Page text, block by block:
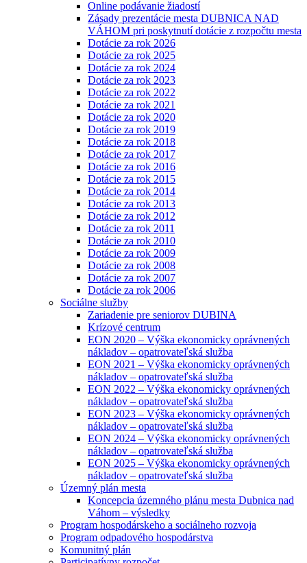
Online podávanie žiadostí
Zásady prezentácie mesta DUBNICA NAD
VÁHOM pri poskytnutí dotácie z rozpočtu mesta
Dotácie za rok 2026
Dotácie za rok 2025
Dotácie za rok 2024
Dotácie za rok 2023
Dotácie za rok 2022
Dotácie za rok 2021
Dotácie za rok 2020
Dotácie za rok 2019
Dotácie za rok 2018
Dotácie za rok 2017
Dotácie za rok 2016
Dotácie za rok 2015
Dotácie za rok 2014
Dotácie za rok 2013
Dotácie za rok 2012
Dotácie za rok 2011
Dotácie za rok 2010
Dotácie za rok 2009
Dotácie za rok 2008
Dotácie za rok 2007
Dotácie za rok 2006
Sociálne služby
Zariadenie pre seniorov DUBINA
Krízové centrum
EON 2020 – Výška ekonomicky oprávnených
nákladov – opatrovateľská služba
EON 2021 – Výška ekonomicky oprávnených
nákladov – opatrovateľská služba
EON 2022 – Výška ekonomicky oprávnených
nákladov – opatrovateľská služba
EON 2023 – Výška ekonomicky oprávnených
nákladov – opatrovateľská služba
EON 2024 – Výška ekonomicky oprávnených
nákladov – opatrovateľská služba
EON 2025 – Výška ekonomicky oprávnených
nákladov – opatrovateľská služba
Územný plán mesta
Koncepcia územného plánu mesta Dubnica nad
Váhom – výsledky
Program hospodárskeho a sociálneho rozvoja
Program odpadového hospodárstva
Komunitný plán